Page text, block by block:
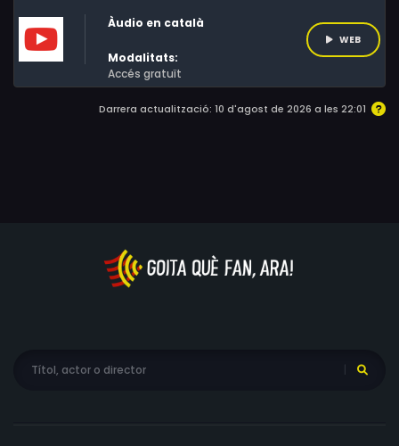
Àudio en català
Modalitats:
Accés gratuït
WEB
Darrera actualització: 10 d'agost de 2026 a les 22:01